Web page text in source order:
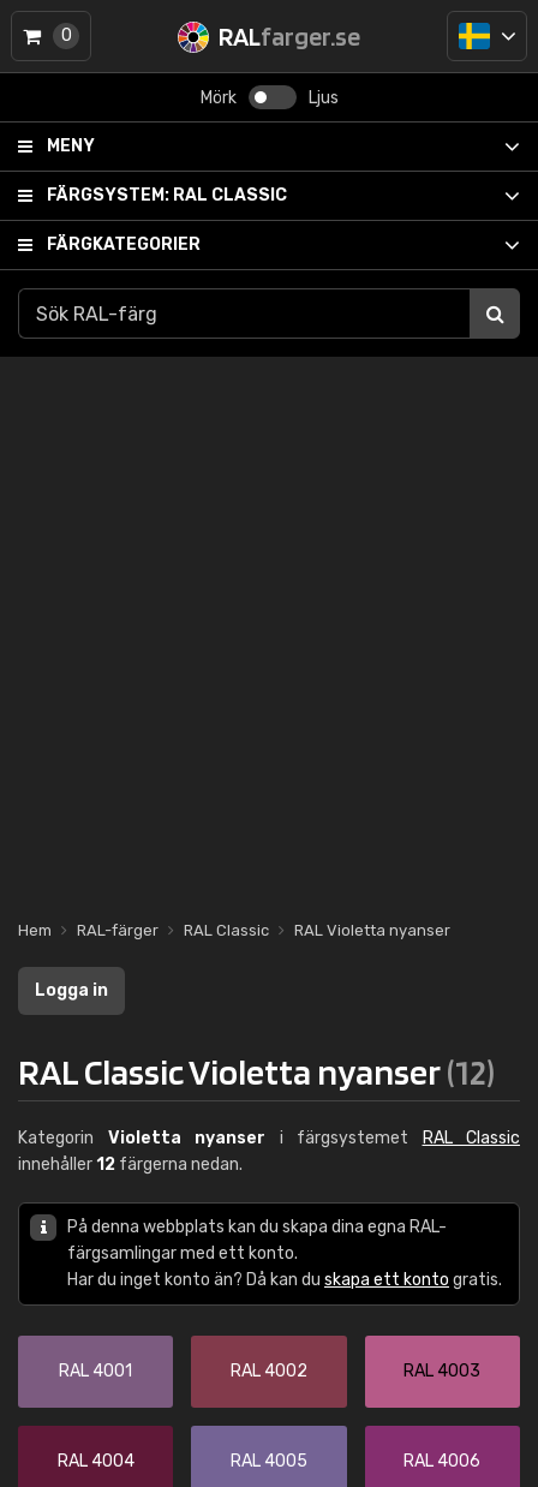
RALfarger.se
Mörk Ljus
MENY
FÄRGSYSTEM: RAL CLASSIC
FÄRGKATEGORIER
0
Hem RAL-färger RAL Classic RAL Violetta nyanser
Logga in
RAL Classic Violetta nyanser(12)
Kategorin Violetta nyanser i färgsystemet
RAL Classic
innehåller12 färgerna nedan.
På denna webbplats kan du skapa dina egna RAL-
färgsamlingar med ett konto.
Har du inget konto än? Då kan du skapa ett konto gratis.
RAL 4001 RAL 4002 RAL 4003
RAL 4004 RAL 4005 RAL 4006